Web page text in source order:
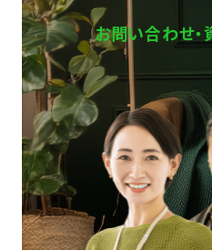
お問い合わせ